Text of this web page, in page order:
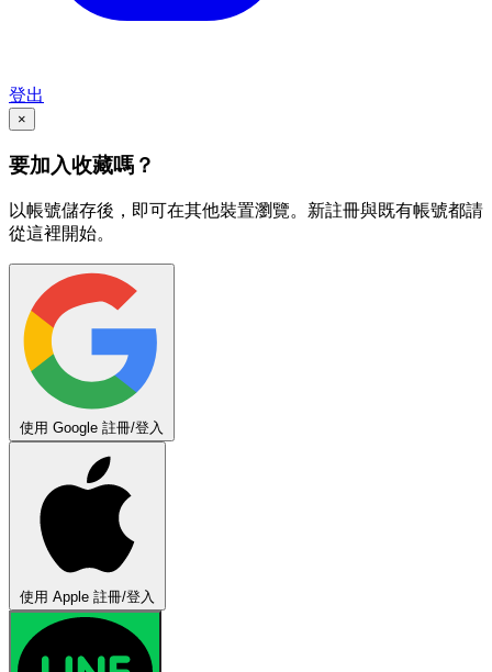
登出
×
要加入收藏嗎？
以帳號儲存後，即可在其他裝置瀏覽。新註冊與既有帳號都請
從這裡開始。
使用 Google 註冊/登入
使用 Apple 註冊/登入